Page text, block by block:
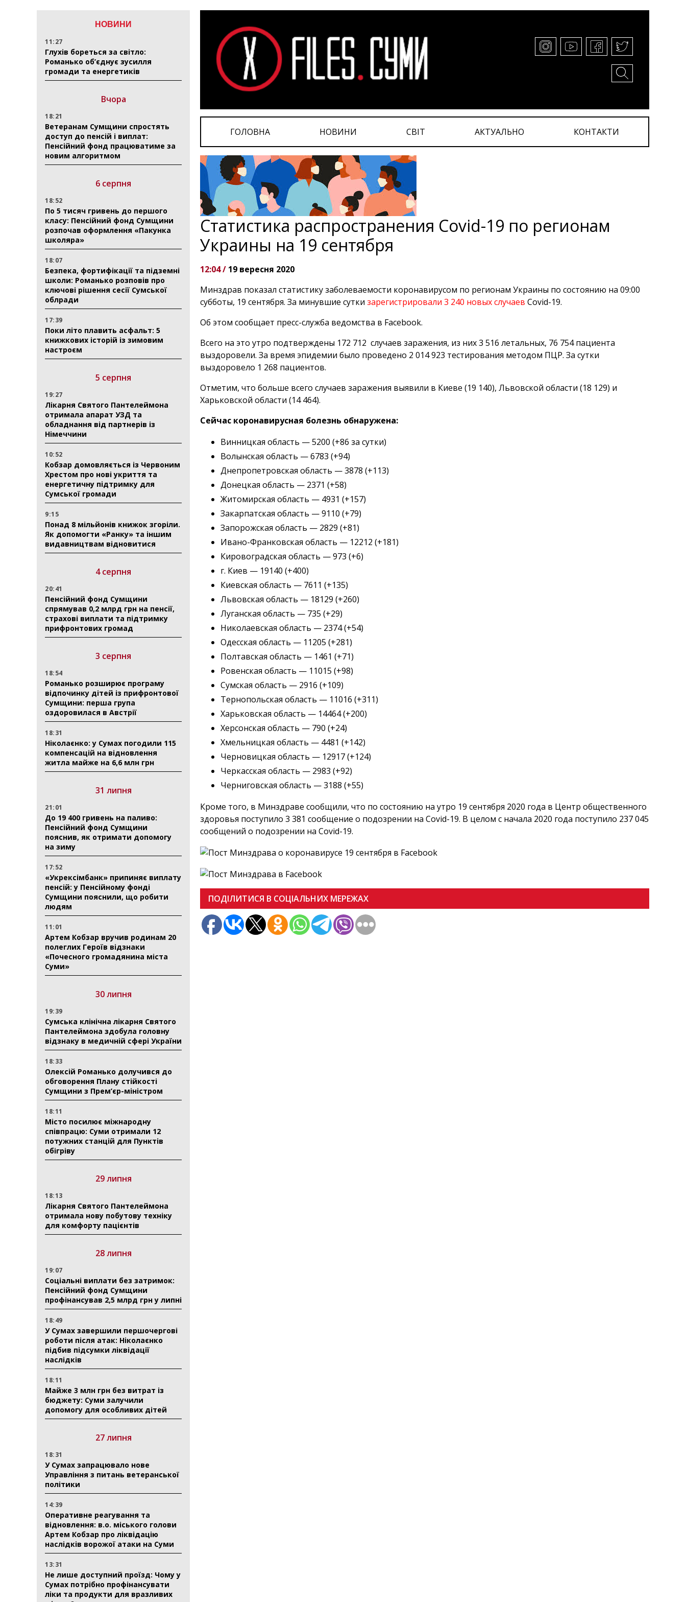
ГОЛОВНА НОВИНИ СВІТ АКТУАЛЬНО КОНТАКТИ
НОВИНИ
11:27
Глухів бореться за світло:
Романько об’єднує зусилля
громади та енергетиків
Вчора
18:21
Ветеранам Сумщини спростять
доступ до пенсій і виплат:
Пенсійний фонд працюватиме за
новим алгоритмом
6 серпня
18:52
По 5 тисяч гривень до першого
класу: Пенсійний фонд Сумщини
розпочав оформлення «Пакунка
школяра»
18:07
Безпека, фортифікації та підземні
школи: Романько розповів про
ключові рішення сесії Сумської
облради
17:39
Поки літо плавить асфальт: 5
книжкових історій із зимовим
настроєм
5 серпня
19:27
Лікарня Святого Пантелеймона
отримала апарат УЗД та
обладнання від партнерів із
Німеччини
10:52
Кобзар домовляється із Червоним
Хрестом про нові укриття та
енергетичну підтримку для
Сумської громади
9:15
Понад 8 мільйонів книжок згоріли.
Як допомогти «Ранку» та іншим
видавництвам відновитися
4 серпня
20:41
Пенсійний фонд Сумщини
спрямував 0,2 млрд грн на пенсії,
страхові виплати та підтримку
прифронтових громад
3 серпня
18:54
Романько розширює програму
відпочинку дітей із прифронтової
Сумщини: перша група
оздоровилася в Австрії
18:31
Ніколаєнко: у Сумах погодили 115
компенсацій на відновлення
житла майже на 6,6 млн грн
31 липня
21:01
До 19 400 гривень на паливо:
Пенсійний фонд Сумщини
пояснив, як отримати допомогу
на зиму
17:52
«Укрексімбанк» припиняє виплату
пенсій: у Пенсійному фонді
Сумщини пояснили, що робити
людям
11:01
Артем Кобзар вручив родинам 20
полеглих Героїв відзнаки
«Почесного громадянина міста
Суми»
30 липня
19:39
Сумська клінічна лікарня Святого
Пантелеймона здобула головну
відзнаку в медичній сфері України
18:33
Олексій Романько долучився до
обговорення Плану стійкості
Сумщини з Прем’єр-міністром
18:11
Місто посилює міжнародну
співпрацю: Суми отримали 12
потужних станцій для Пунктів
обігріву
29 липня
18:13
Лікарня Святого Пантелеймона
отримала нову побутову техніку
для комфорту пацієнтів
28 липня
19:07
Соціальні виплати без затримок:
Пенсійний фонд Сумщини
профінансував 2,5 млрд грн у липні
18:49
У Сумах завершили першочергові
роботи після атак: Ніколаєнко
підбив підсумки ліквідації
наслідків
18:11
Майже 3 млн грн без витрат із
бюджету: Суми залучили
допомогу для особливих дітей
27 липня
18:31
У Сумах запрацювало нове
Управління з питань ветеранської
політики
14:39
Оперативне реагування та
відновлення: в.о. міського голови
Артем Кобзар про ліквідацію
наслідків ворожої атаки на Суми
13:31
Не лише доступний проїзд: Чому у
Сумах потрібно профінансувати
ліки та продукти для вразливих
Статистика распространения Covid-19 по регионам
Украины на 19 сентября
12:04 / 19 вересня 2020
Минздрав показал статистику заболеваемости коронавирусом по регионам Украины по состоянию на 09:00
субботы, 19 сентября. За минувшие суткизарегистрировали 3 240 новых случаев Covid-19.
Об этом сообщает пресс-служба ведомства в Facebook.
Всего на это утро подтверждены 172 712 случаев заражения, из них 3 516 летальных, 76 754 пациента
выздоровели. За время эпидемии было проведено 2 014 923 тестирования методом ПЦР. За сутки
выздоровело 1 268 пациентов.
Отметим, что больше всего случаев заражения выявили в Киеве (19 140), Львовской области (18 129) и
Харьковской области (14 464).
Сейчас коронавирусная болезнь обнаружена:
Винницкая область — 5200 (+86 за сутки)
Волынская область — 6783 (+94)
Днепропетровская область — 3878 (+113)
Донецкая область — 2371 (+58)
Житомирская область — 4931 (+157)
Закарпатская область — 9110 (+79)
Запорожская область — 2829 (+81)
Ивано-Франковская область — 12212 (+181)
Кировоградская область — 973 (+6)
г. Киев — 19140 (+400)
Киевская область — 7611 (+135)
Львовская область — 18129 (+260)
Луганская область — 735 (+29)
Николаевская область — 2374 (+54)
Одесская область — 11205 (+281)
Полтавская область — 1461 (+71)
Ровенская область — 11015 (+98)
Сумская область — 2916 (+109)
Тернопольская область — 11016 (+311)
Харьковская область — 14464 (+200)
Херсонская область — 790 (+24)
Хмельницкая область — 4481 (+142)
Черновицкая область — 12917 (+124)
Черкасская область — 2983 (+92)
Черниговская область — 3188 (+55)
Кроме того, в Минздраве сообщили, что по состоянию на утро 19 сентября 2020 года в Центр общественного
здоровья поступило 3 381 сообщение о подозрении на Covid-19. В целом с начала 2020 года поступило 237 045
сообщений о подозрении на Covid-19.
ПОДІЛИТИСЯ В СОЦІАЛЬНИХ МЕРЕЖАХ